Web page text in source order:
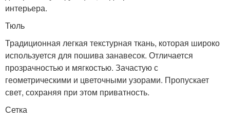
интерьера.
Тюль
Традиционная легкая текстурная ткань, которая широко
используется для пошива занавесок. Отличается
прозрачностью и мягкостью. Зачастую с
геометрическими и цветочными узорами. Пропускает
свет, сохраняя при этом приватность.
Сетка